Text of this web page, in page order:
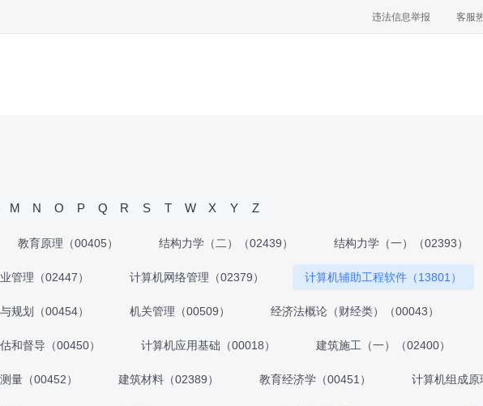
违法信息举报 客服
M N O P Q R S T W X Y Z
教育原理（00405） 结构力学（二）（02439） 结构力学（一）（02393）
管理（02447） 计算机网络管理（02379） 计算机辅助工程软件（13801）
规划（00454） 机关管理（00509） 经济法概论（财经类）（00043）
和督导（00450） 计算机应用基础（00018） 建筑施工（一）（02400）
量（00452） 建筑材料（02389） 教育经济学（00451） 计算机组成原